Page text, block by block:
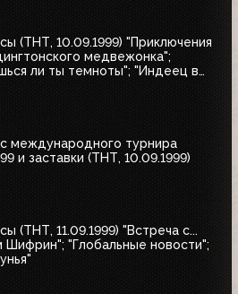
(ТНТ, 10.09.1999) "Приключения
медвежонка";
ли ты темноты"; "Индеец в
международного турнира
и заставки (ТНТ, 10.09.1999)
(ТНТ, 11.09.1999) "Встреча с...
Шифрин"; "Глобальные новости";